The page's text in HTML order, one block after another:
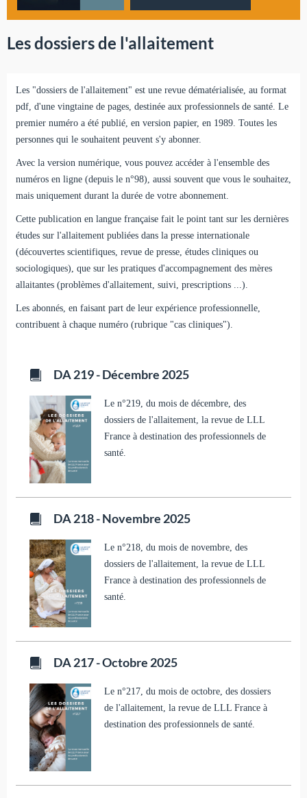
Les dossiers de l'allaitement
Les "dossiers de l'allaitement" est une revue dématérialisée, au format
pdf, d'une vingtaine de pages, destinée aux professionnels de santé. Le
premier numéro a été publié, en version papier, en 1989. Toutes les
personnes qui le souhaitent peuvent s'y abonner.
Avec la version numérique, vous pouvez accéder à l'ensemble des
numéros en ligne (depuis le n°98), aussi souvent que vous le souhaitez,
mais uniquement durant la durée de votre abonnement.
Cette publication en langue française fait le point tant sur les dernières
études sur l'allaitement publiées dans la presse internationale
(découvertes scientifiques, revue de presse, études cliniques ou
sociologiques), que sur les pratiques d'accompagnement des mères
allaitantes (problèmes d'allaitement, suivi, prescriptions ...).
Les abonnés, en faisant part de leur expérience professionnelle,
contribuent à chaque numéro (rubrique "cas cliniques").
DA 219 - Décembre 2025
Le n°219, du mois de décembre, des
dossiers de l'allaitement, la revue de LLL
France à destination des professionnels de
santé.
DA 218 - Novembre 2025
Le n°218, du mois de novembre, des
dossiers de l'allaitement, la revue de LLL
France à destination des professionnels de
santé.
DA 217 - Octobre 2025
Le n°217, du mois de octobre, des dossiers
de l'allaitement, la revue de LLL France à
destination des professionnels de santé.